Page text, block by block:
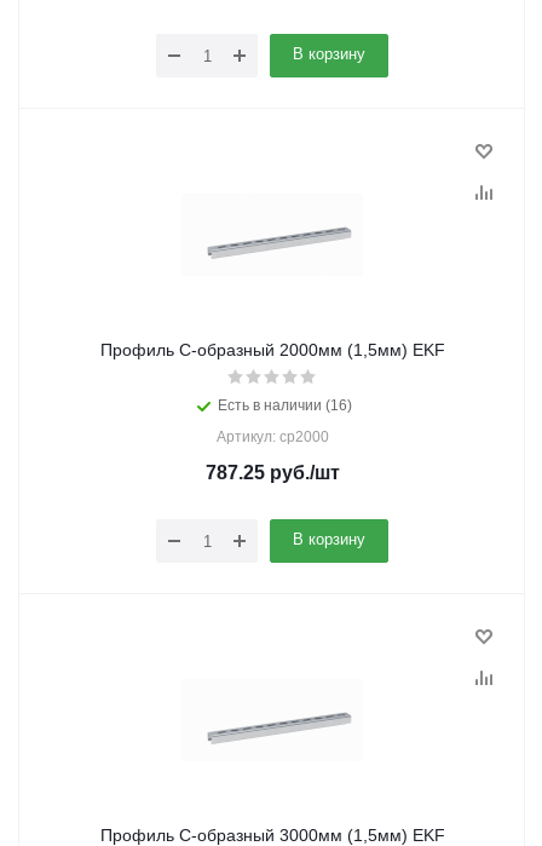
В корзину
Профиль С-образный 2000мм (1,5мм) EKF
Есть в наличии (16)
Артикул: cp2000
787.25руб./шт
В корзину
Профиль С-образный 3000мм (1,5мм) EKF